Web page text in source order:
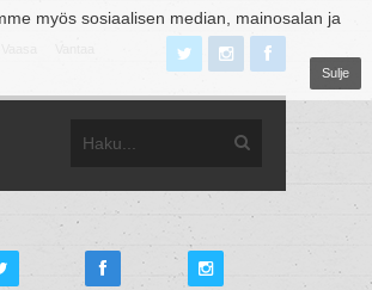
myös sosiaalisen median, mainosalan ja
Sulje